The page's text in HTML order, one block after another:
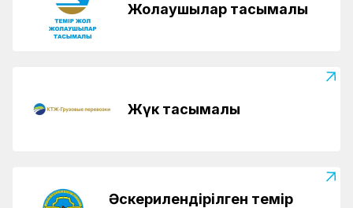
Жолаушылар тасымалы
Жүк тасымалы
Әскерилендірілген темір